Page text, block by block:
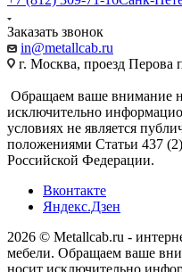
Заказать звонок
in@metallcab.ru
г. Москва, проезд Перова
Обращаем ваше внимание
исключительно
условиях не является
положениями Статьи 437
Российской Федерации.
Вконтакте
Яндекс.Дзен
2026 © Metallcab.ru -
мебели. Обращаем ваше
носит исключительно